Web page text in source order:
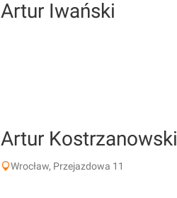
Artur Iwański
Artur Kostrzanowski
Wrocław, Przejazdowa 11